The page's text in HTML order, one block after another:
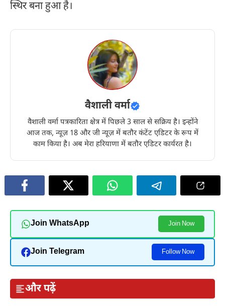
स्थिर बना हुआ है।
वैशाली वर्मा
वैशाली वर्मा पत्रकारिता क्षेत्र में पिछले 3 साल से सक्रिय है। इन्होंने
आज तक, न्यूज़ 18 और जी न्यूज़ में बतौर कंटेंट एडिटर के रूप में
काम किया है। अब मेरा हरियाणा में बतौर एडिटर कार्यरत है।
Join WhatsApp Join Now
Join Telegram Follow Now
और पढ़ें